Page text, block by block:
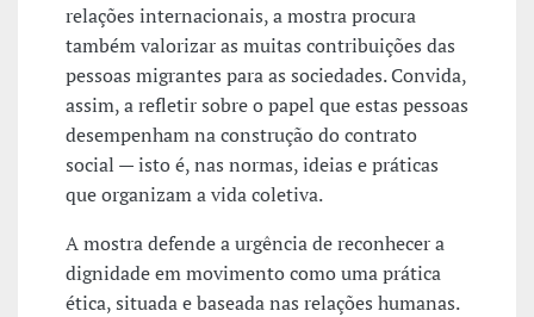
relações internacionais, a mostra procura
também valorizar as muitas contribuições das
pessoas migrantes para as sociedades. Convida,
assim, a refletir sobre o papel que estas pessoas
desempenham na construção do contrato
social — isto é, nas normas, ideias e práticas
que organizam a vida coletiva.
A mostra defende a urgência de reconhecer a
dignidade em movimento como uma prática
ética, situada e baseada nas relações humanas.